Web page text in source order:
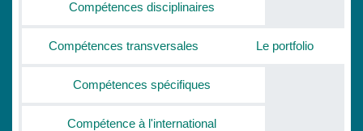
Compétences disciplinaires
Compétences transversales Le portfolio
Compétences spécifiques
Compétence à l'international